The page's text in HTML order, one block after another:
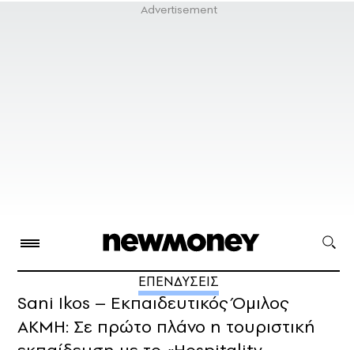
ΕΠΕΝΔΥΣΕΙΣ
Sani Ikos – Εκπαιδευτικός Όμιλος
ΑΚΜΗ: Σε πρώτο πλάνο η τουριστική